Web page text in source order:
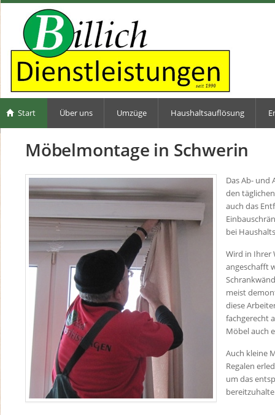
Start Über uns Umzüge Haushaltsauflösung
Möbelmontage in Schwerin
Das Ab- und
den
auch das
bei
Wird in Ihrer
angeschafft
meist
diese
fachgerecht
Möbel auch
Auch kleine
Regalen
um das